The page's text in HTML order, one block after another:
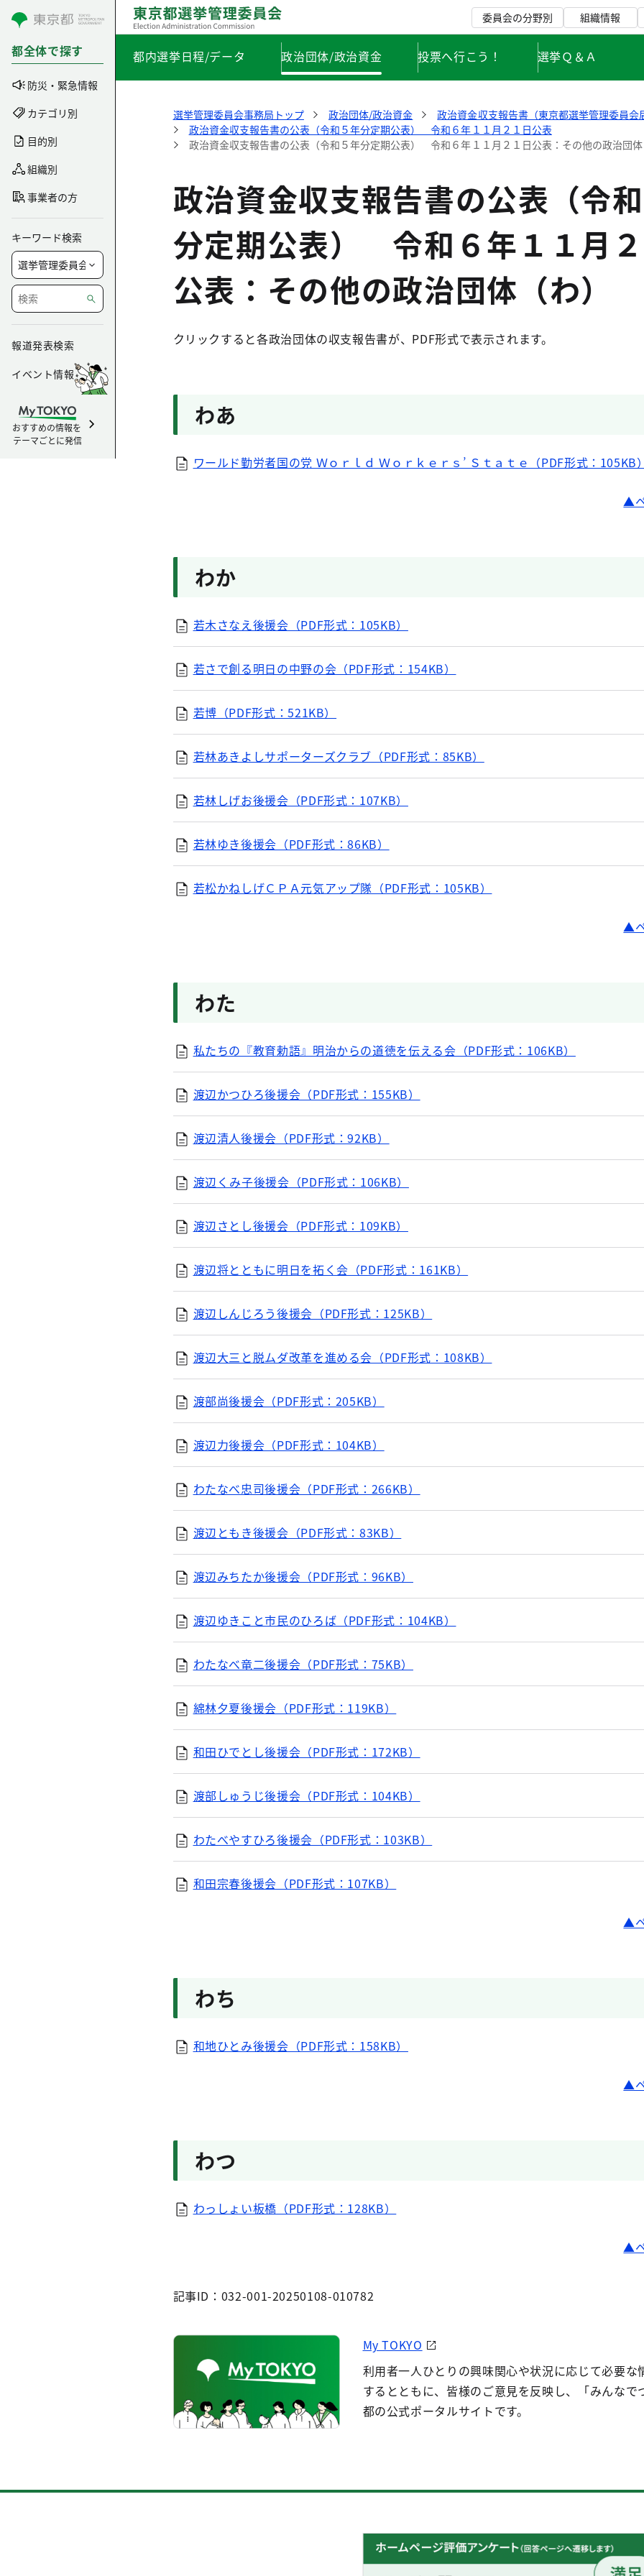
コンテンツにスキップ
都全体で探す
防災・緊急情報
カテゴリ別
目的別
組織別
事業者の方
キーワード検索
報道発表検索
イベント情報
おすすめの情報を
テーマごとに発信
委員会の分野別 組織情報
都内選挙日程/データ 政治団体/政治資金 投票へ行こう！ 選挙Ｑ＆Ａ
選挙管理委員会事務局トップ 政治団体/政治資金
政治資金収支報告書（東京都選挙管理委員会
政治資金収支報告書の公表（令和５年分定期公表） 令和６年１１月２１日公表
政治資金収支報告書の公表（令和５年分定期公表） 令和６年１１月２１日公表：その他の政治団体
政治資金収支報告書の公表（令
分定期公表） 令和６年１１月
公表：その他の政治団体（わ）
クリックすると各政治団体の収支報告書が、PDF形式で表示されます。
わあ
ワールド勤労者国の党 Ｗｏｒｌｄ Ｗｏｒｋｅｒｓ’ Ｓｔａｔｅ（PDF形式：105KB）
わか
若木さなえ後援会（PDF形式：105KB）
若さで創る明日の中野の会（PDF形式：154KB）
若博（PDF形式：521KB）
若林あきよしサポーターズクラブ（PDF形式：85KB）
若林しげお後援会（PDF形式：107KB）
若林ゆき後援会（PDF形式：86KB）
若松かねしげＣＰＡ元気アップ隊（PDF形式：105KB）
わた
私たちの『教育勅語』明治からの道徳を伝える会（PDF形式：106KB）
渡辺かつひろ後援会（PDF形式：155KB）
渡辺清人後援会（PDF形式：92KB）
渡辺くみ子後援会（PDF形式：106KB）
渡辺さとし後援会（PDF形式：109KB）
渡辺将とともに明日を拓く会（PDF形式：161KB）
渡辺しんじろう後援会（PDF形式：125KB）
渡辺大三と脱ムダ改革を進める会（PDF形式：108KB）
渡部尚後援会（PDF形式：205KB）
渡辺力後援会（PDF形式：104KB）
わたなべ忠司後援会（PDF形式：266KB）
渡辺ともき後援会（PDF形式：83KB）
渡辺みちたか後援会（PDF形式：96KB）
渡辺ゆきこと市民のひろば（PDF形式：104KB）
わたなべ竜二後援会（PDF形式：75KB）
綿林夕夏後援会（PDF形式：119KB）
和田ひでとし後援会（PDF形式：172KB）
渡部しゅうじ後援会（PDF形式：104KB）
わたべやすひろ後援会（PDF形式：103KB）
和田宗春後援会（PDF形式：107KB）
わち
和地ひとみ後援会（PDF形式：158KB）
わつ
わっしょい板橋（PDF形式：128KB）
記事ID：032-001-20250108-010782
My TOKYO
利用者一人ひとりの興味関心や状況に応じて必要な
するとともに、皆様のご意見を反映し、「みんなで
都の公式ポータルサイトです。